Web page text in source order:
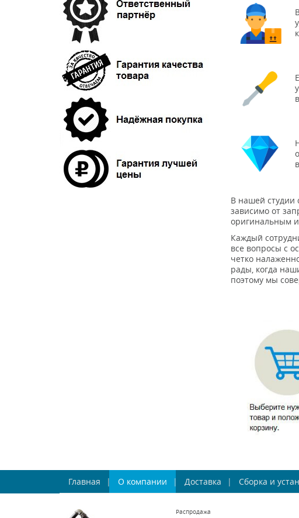
В нашей студии
зависимо от
оригинальным
Каждый
все вопросы с
четко
рады, когда
поэтому мы
Главная О компании Доставка Сборка и
Распродажа